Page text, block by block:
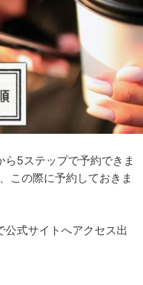
5ステップで予約できま
この際に予約しておきま
式サイトへアクセス出